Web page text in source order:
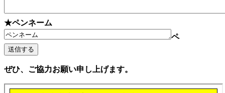
★ペンネーム
ペ
ぜひ、ご協力お願い申し上げます。